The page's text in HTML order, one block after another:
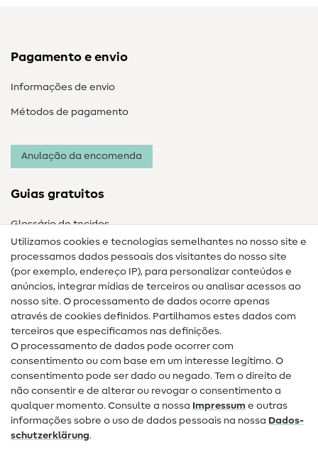
Pagamento e envio
Informações de envio
Métodos de pagamento
Anulação da encomenda
Guias gratuitos
Glossário de tecidos
Guias de costura
Ajuda e contacto
Contacto
Mudança de proprietário
Perguntas frequentes (FAQ)
Direito de cancelamento
Popular
Utilizamos cookies e tecnologias semelhantes no nosso site e
processamos dados pessoais dos visitantes do nosso site
(por exemplo, endereço IP), para personalizar conteúdos e
anúncios, integrar mídias de terceiros ou analisar acessos ao
nosso site. O processamento de dados ocorre apenas
através de cookies definidos. Partilhamos estes dados com
terceiros que especificamos nas definições.
O processamento de dados pode ocorrer com
consentimento ou com base em um interesse legítimo. O
consentimento pode ser dado ou negado. Tem o direito de
não consentir e de alterar ou revogar o consentimento a
qualquer momento. Consulte a nossa Impressum e outras
informações sobre o uso de dados pessoais na nossa Dados­
schutz­erklärung.